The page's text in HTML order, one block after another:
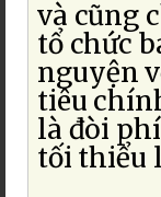
và cũng
tổ chức
nguyện
tiêu
là đòi
tối thiểu